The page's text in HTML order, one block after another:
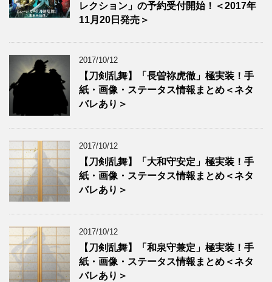
レクション」の予約受付開始！＜2017年
11月20日発売＞
2017/10/12
【刀剣乱舞】「長曽祢虎徹」極実装！手
紙・画像・ステータス情報まとめ＜ネタ
バレあり＞
2017/10/12
【刀剣乱舞】「大和守安定」極実装！手
紙・画像・ステータス情報まとめ＜ネタ
バレあり＞
2017/10/12
【刀剣乱舞】「和泉守兼定」極実装！手
紙・画像・ステータス情報まとめ＜ネタ
バレあり＞